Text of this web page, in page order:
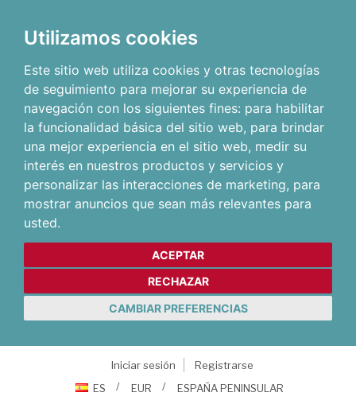
Utilizamos cookies
Este sitio web utiliza cookies y otras tecnologías
de seguimiento para mejorar su experiencia de
navegación con los siguientes fines: para habilitar
la funcionalidad básica del sitio web, para brindar
una mejor experiencia en el sitio web, medir su
interés en nuestros productos y servicios y
personalizar las interacciones de marketing, para
mostrar anuncios que sean más relevantes para
usted.
ACEPTAR
RECHAZAR
CAMBIAR PREFERENCIAS
Iniciar sesión
Registrarse
ES
EUR ESPAÑA PENINSULAR